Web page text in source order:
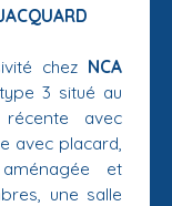
chez NCA
3 situé au
avec
avec placard,
et
une salle